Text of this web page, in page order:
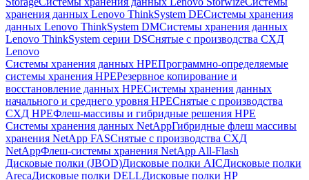
хранения данных Lenovo ThinkSystem DEСистемы хранения
данных Lenovo ThinkSystem DMСистемы хранения данных
Lenovo ThinkSystem серии DSСнятые с производства СХД
Lenovo
Системы хранения данных HPEПрограммно-определяемые
системы хранения HPEРезервное копирование и
восстановление данных HPEСистемы хранения данных
начального и среднего уровня HPEСнятые с производства
СХД HPEФлеш-массивы и гибридные решения HPE
Cистемы хранения данных NetAppГибридные флеш массивы
хранения NetApp FASСнятые с производства СХД
NetAppФлеш-системы хранения NetApp All-Flash
Дисковые полки (JBOD)Дисковые полки AICДисковые полки
ArecaДисковые полки DELLДисковые полки HP